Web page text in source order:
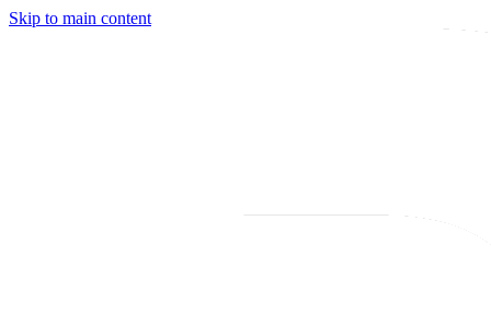
Skip to main content